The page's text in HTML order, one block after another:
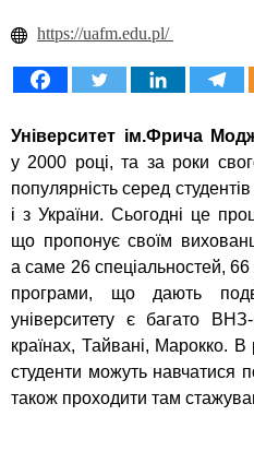
https://uafm.edu.pl/
Університет ім.Фрича
у 2000 році, та за роки
популярність серед
і з України. Сьогодні це
що пропонує своїм
а саме 26 спеціальностей, 66
програми, що дають
університету є багато
країнах, Тайвані, Марокко.
студенти можуть навчатися
також проходити там